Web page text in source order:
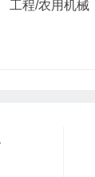
工程/农用机械